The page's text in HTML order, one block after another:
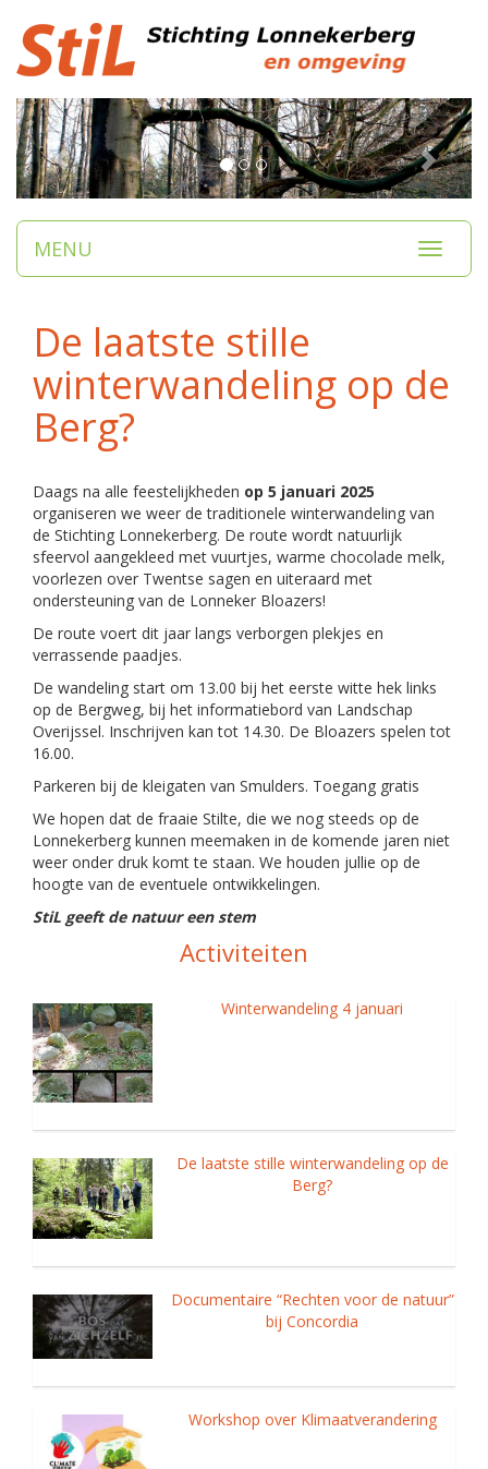
...
...
Toggle
MENU
De laatste stille
winterwandeling op de
Berg?
Daags na alle feestelijkheden op 5 januari 2025
organiseren we weer de traditionele winterwandeling van
de Stichting Lonnekerberg. De route wordt natuurlijk
sfeervol aangekleed met vuurtjes, warme chocolade melk,
voorlezen over Twentse sagen en uiteraard met
ondersteuning van de Lonneker Bloazers!
De route voert dit jaar langs verborgen plekjes en
verrassende paadjes.
De wandeling start om 13.00 bij het eerste witte hek links
op de Bergweg, bij het informatiebord van Landschap
Overijssel. Inschrijven kan tot 14.30. De Bloazers spelen tot
16.00.
Parkeren bij de kleigaten van Smulders. Toegang gratis
We hopen dat de fraaie Stilte, die we nog steeds op de
Lonnekerberg kunnen meemaken in de komende jaren niet
weer onder druk komt te staan. We houden jullie op de
hoogte van de eventuele ontwikkelingen.
StiL geeft de natuur een stem
Activiteiten
Winterwandeling 4 januari
De laatste stille winterwandeling op de
Berg?
Documentaire “Rechten voor de natuur”
bij Concordia
Workshop over Klimaatverandering